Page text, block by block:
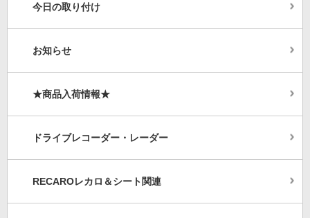
今日の取り付け
お知らせ
★商品入荷情報★
ドライブレコーダー・レーダー
RECAROレカロ＆シート関連